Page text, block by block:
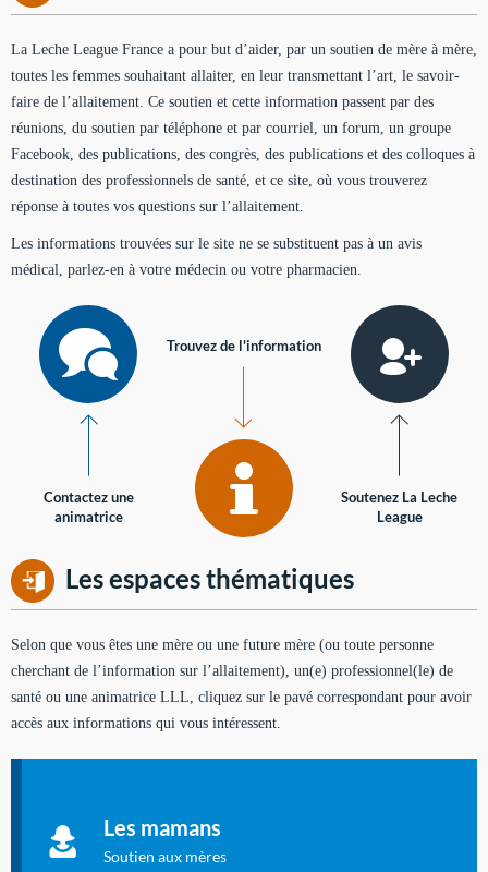
La Leche League France a pour but d’aider, par un soutien de mère à mère,
toutes les femmes souhaitant allaiter, en leur transmettant l’art, le savoir-
faire de l’allaitement. Ce soutien et cette information passent par des
réunions, du soutien par téléphone et par courriel, un forum, un groupe
Facebook, des publications, des congrès, des publications et des colloques à
destination des professionnels de santé, et ce site, où vous trouverez
réponse à toutes vos questions sur l’allaitement.
Les informations trouvées sur le site ne se substituent pas à un avis
médical, parlez-en à votre médecin ou votre pharmacien.
Contactez une
animatrice
Trouvez de l'information
Soutenez La Leche
League
Les espaces thématiques
Selon que vous êtes une mère ou une future mère (ou toute personne
cherchant de l’information sur l’allaitement), un(e) professionnel(le) de
santé ou une animatrice LLL, cliquez sur le pavé correspondant pour avoir
accès aux informations qui vous intéressent.
Les mamans
Soutien aux mères
à allaiter et vous informer : toutes les rubriques qui
concernent l'allaitement.